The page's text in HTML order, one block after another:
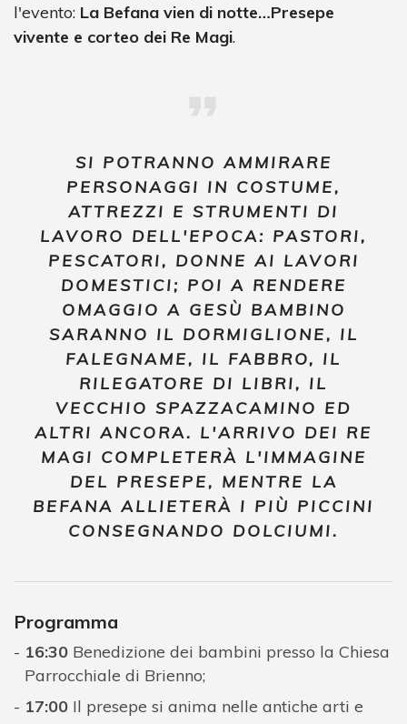
l'evento: La Befana vien di notte…Presepe
vivente e corteo dei Re Magi.
SI POTRANNO AMMIRARE
PERSONAGGI IN COSTUME,
ATTREZZI E STRUMENTI DI
LAVORO DELL'EPOCA: PASTORI,
PESCATORI, DONNE AI LAVORI
DOMESTICI; POI A RENDERE
OMAGGIO A GESÙ BAMBINO
SARANNO IL DORMIGLIONE, IL
FALEGNAME, IL FABBRO, IL
RILEGATORE DI LIBRI, IL
VECCHIO SPAZZACAMINO ED
ALTRI ANCORA. L'ARRIVO DEI RE
MAGI COMPLETERÀ L'IMMAGINE
DEL PRESEPE, MENTRE LA
BEFANA ALLIETERÀ I PIÙ PICCINI
CONSEGNANDO DOLCIUMI.
Programma
16:30 Benedizione dei bambini presso la Chiesa
Parrocchiale di Brienno;
17:00 Il presepe si anima nelle antiche arti e